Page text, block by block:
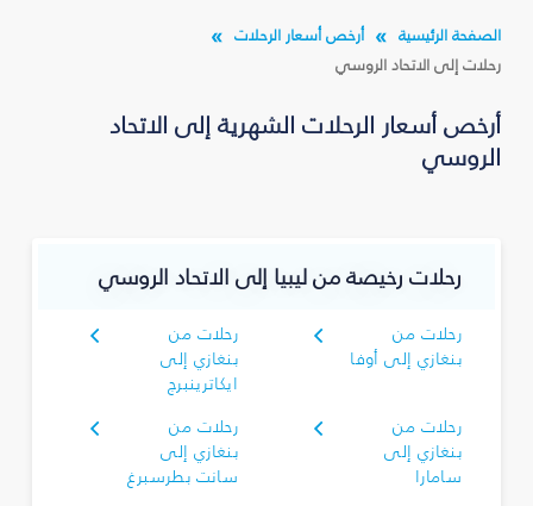
الصفحة الرئيسية
أرخص أسعار الرحلات
رحلات إلى الاتحاد الروسي
أرخص أسعار الرحلات الشهرية إلى الاتحاد
الروسي
رحلات رخيصة من ليبيا إلى الاتحاد الروسي
رحلات من
بنغازي إلى أوفا
رحلات من
بنغازي إلى
ايكاترينبرج
رحلات من
بنغازي إلى
سامارا
رحلات من
بنغازي إلى
سانت بطرسبرغ